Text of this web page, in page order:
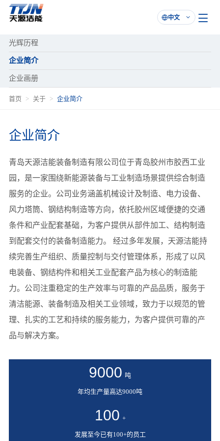

中文
光辉历程
企业简介
企业画册
首页 关于 企业简介
企业简介
青岛天源洁能装备制造有限公司位于青岛胶州市胶西工业
园，是一家围绕新能源装备与工业制造场景提供综合制造
服务的企业。公司业务涵盖机械设计及制造、电力设备、
风力塔筒、钢结构制造等方向，依托胶州区域便捷的交通
条件和产业配套基础，为客户提供从部件加工、结构制造
到配套交付的装备制造能力。 经过多年发展，天源洁能持
续完善生产组织、质量控制与交付管理体系，形成了以风
电装备、钢结构件和相关工业配套产品为核心的制造能
力。公司注重稳定的生产效率与可靠的产品品质，服务于
清洁能源、装备制造及相关工业领域，致力于以规范的管
理、扎实的工艺和持续的服务能力，为客户提供可靠的产
品与解决方案。
9000 吨
年均生产量高达9000吨
100 +
发展至今已有100+的员工